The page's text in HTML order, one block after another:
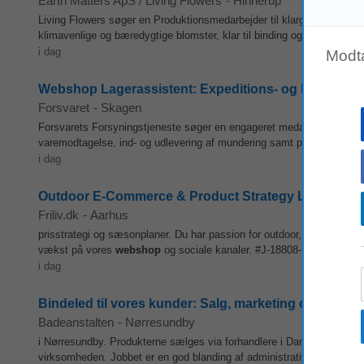
Living Flowers søger en Produktionsmedarbejder til klargøring af
klimavenlige og bæredygtige blomster, klar til binding og levering til
i dag
Webshop Lagerassistent: Expeditions- og
Forsvaret - Skagen
Forsvarets Forsyningstjeneste søger en engageret medarbejder til
varemodtagelse, ind- og udlevering af mundering samt pakning og
i dag
Outdoor E-Commerce & Product Strategy Lead
Friliv.dk - Aarhus
prisstrategi og sæsonplaner. Du har passion for outdoor, analytiske
vækst på vores webshop og sociale kanaler. #J-18808-Ljbffr...
i dag
Bindeled til vores kunder: Salg, marketing og
Badeanstalten - Nørresundby
i Nørresundby. Produkterne sælges via forhandlere i Danmark samt
virksomheden. Jobbet er en god blanding af administrativt arbejde